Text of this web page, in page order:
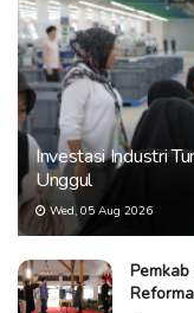
Investasi Industri
Unggul
Wed, 05 Aug 2026